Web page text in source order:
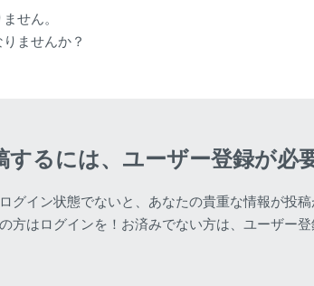
せん。
ませんか？
するには、ユーザー登録が必
グイン状態でないと、あなたの貴重な情報が投
方はログインを！お済みでない方は、ユーザー登